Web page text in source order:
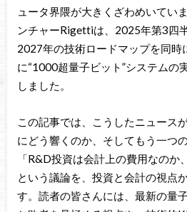
ュータ界隈が大きくざわめいてい
ンチャーRigettiは、2025年第3四
2027年の技術ロードマップを同時
に“1000超量子ビット”システムの
しました。
この記事では、こうしたニュース
にどう響くのか、そしてもう一つ
「R&D投資は会計上の費用なのか
という議論を、投資と会計の視点
す。読者の皆さんには、最新の量